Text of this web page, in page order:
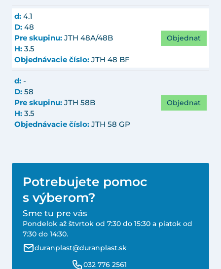
d: 4.1
D: 48
Pre skupinu: JTH 48A/48B
H: 3.5
Objednávacie číslo: JTH 48 BF
Objednať
d: -
D: 58
Pre skupinu: JTH 58B
H: 3.5
Objednávacie číslo: JTH 58 GP
Objednať
Potrebujete pomoc
s výberom?
Sme tu pre vás
Pondelok až štvrtok od 7:30 do 15:30 a piatok od
7:30 do 14:30.
duranplast@duranplast.sk
032 776 2561